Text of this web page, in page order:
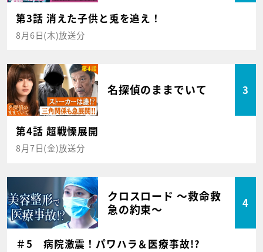
第3話 消えた子供と兎を追え！
8月6日(木)放送分
名探偵のままでいて 3
第4話 超戦慄展開
8月7日(金)放送分
クロスロード ～救命救
急の約束～
4
＃5 病院激震！パワハラ＆医療事故!?